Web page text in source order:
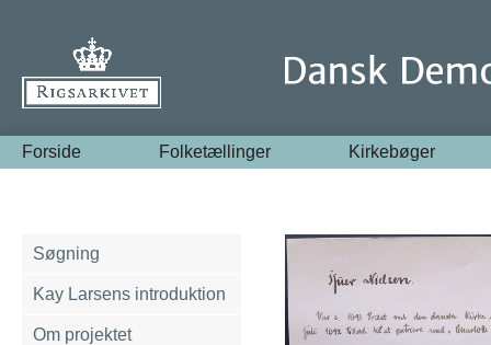
Forside Folketællinger Kirkebøger
Søgning
Kay Larsens introduktion
Om projektet